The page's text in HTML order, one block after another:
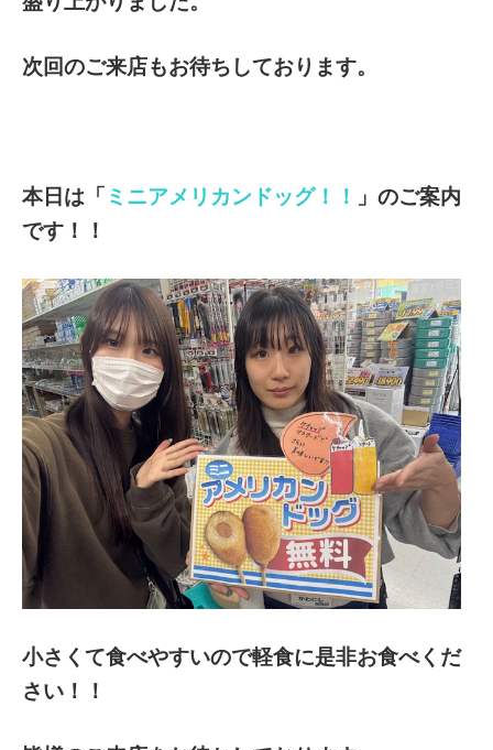
次回のご来店もお待ちしております。
本日は「 ミニアメリカンドッグ！！
」のご案内
です！！
小さくて食べやすいので軽食に是非お食べくだ
さい！！